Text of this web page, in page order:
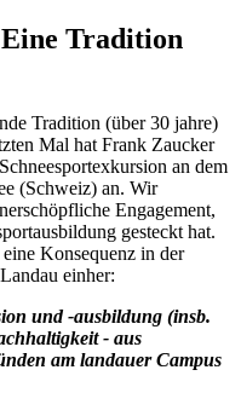
Tradition
Tradition (über 30 jahre)
Mal hat Frank Zaucker
an dem
(Schweiz) an. Wir
Engagement,
gesteckt hat.
Konsequenz in der
einher:
und -ausbildung (insb.
- aus
am landauer Campus